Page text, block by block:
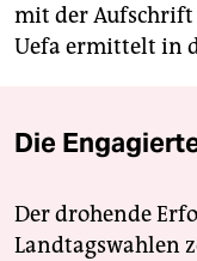
mit der Aufschrift
Uefa ermittelt in
Die
Der drohende
Landtagswahlen